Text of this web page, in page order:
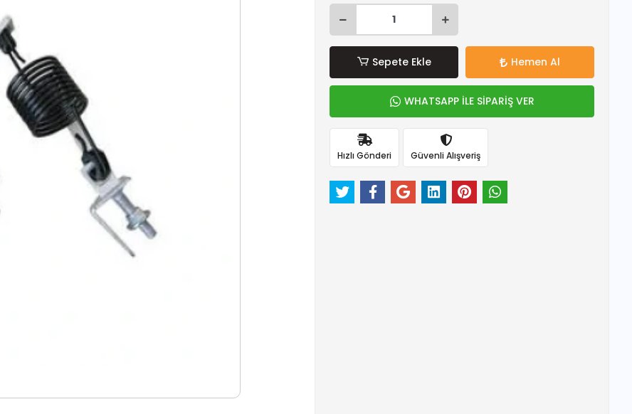
Sepete Ekle Hemen Al
WHATSAPP İLE SİPARİŞ VER
Hızlı Gönderi Güvenli Alışveriş